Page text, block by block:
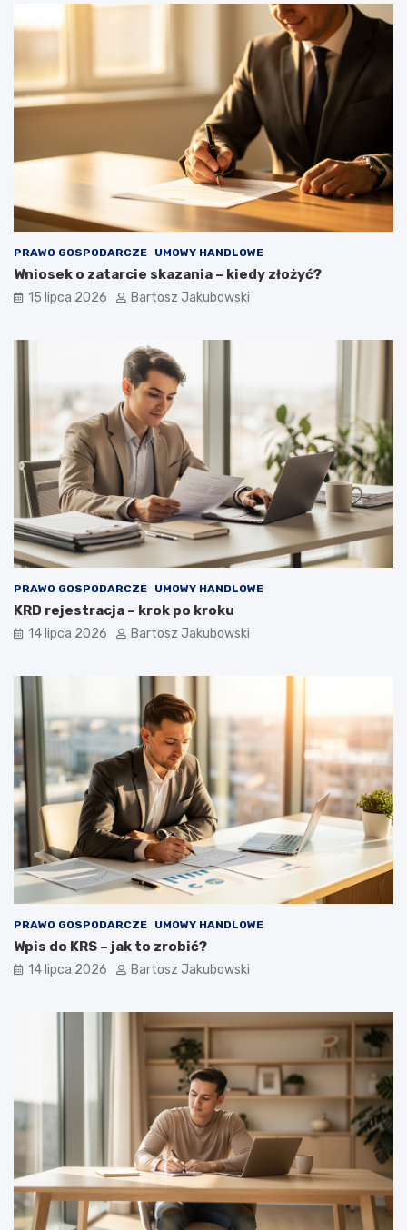
PRAWO GOSPODARCZE UMOWY HANDLOWE
Wniosek o zatarcie skazania – kiedy złożyć?
15 lipca 2026 Bartosz Jakubowski
PRAWO GOSPODARCZE UMOWY HANDLOWE
KRD rejestracja – krok po kroku
14 lipca 2026 Bartosz Jakubowski
PRAWO GOSPODARCZE UMOWY HANDLOWE
Wpis do KRS – jak to zrobić?
14 lipca 2026 Bartosz Jakubowski